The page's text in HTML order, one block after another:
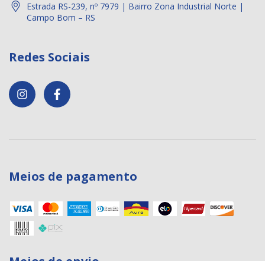
Estrada RS-239, nº 7979 | Bairro Zona Industrial Norte |
Campo Bom – RS
Redes Sociais
Meios de pagamento